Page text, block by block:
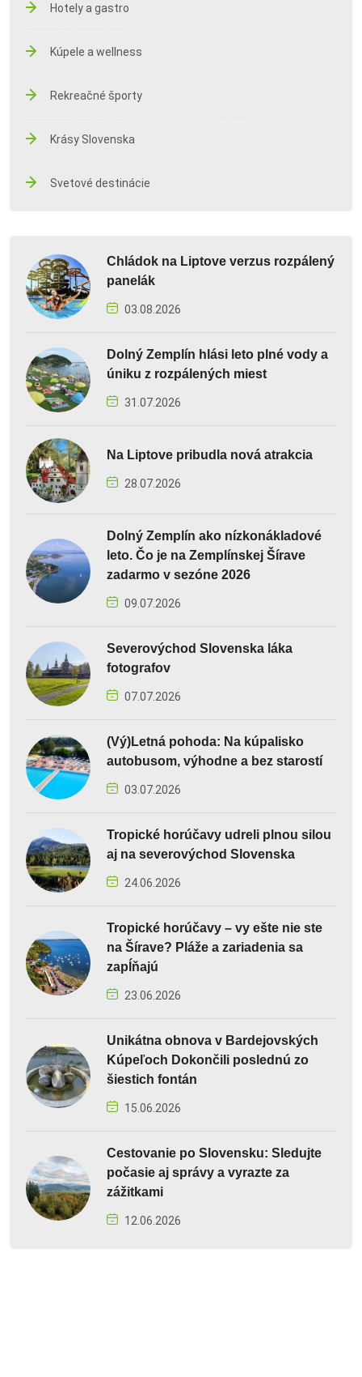
Hotely a gastro
Kúpele a wellness
Rekreačné športy
Krásy Slovenska
Svetové destinácie
Chládok na Liptove verzus rozpálený
panelák
03.08.2026
Dolný Zemplín hlási leto plné vody a
úniku z rozpálených miest
31.07.2026
Na Liptove pribudla nová atrakcia
28.07.2026
Dolný Zemplín ako nízkonákladové
leto. Čo je na Zemplínskej Šírave
zadarmo v sezóne 2026
09.07.2026
Severovýchod Slovenska láka
fotografov
07.07.2026
(Vý)Letná pohoda: Na kúpalisko
autobusom, výhodne a bez starostí
03.07.2026
Tropické horúčavy udreli plnou silou
aj na severovýchod Slovenska
24.06.2026
Tropické horúčavy – vy ešte nie ste
na Šírave? Pláže a zariadenia sa
zapĺňajú
23.06.2026
Unikátna obnova v Bardejovských
Kúpeľoch Dokončili poslednú zo
šiestich fontán
15.06.2026
Cestovanie po Slovensku: Sledujte
počasie aj správy a vyrazte za
zážitkami
12.06.2026